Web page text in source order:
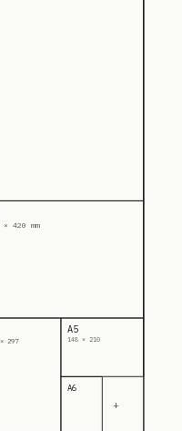
× 420 mm
297
A5
148 × 210
A6
+